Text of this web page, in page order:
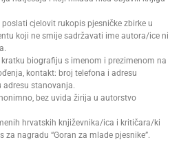
cjelovit rukopis pjesničke zbirke u
koji ne smije sadržavati ime autora/ice ni
biografiju s imenom i prezimenom na
kontakt: broj telefona i adresu
adresu stanovanja.
bez uvida žirija u autorstvo
hrvatskih književnika/ica i kritičara/ki
za nagradu “Goran za mlade pjesnike”.